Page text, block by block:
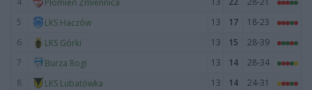
5
LKS Haczów 13 17
18-23
6
LKS Górki 13 15
28-39
7
Burza Rogi 13 14
28-34
8
LKS Lubatówka 13 14
24-31